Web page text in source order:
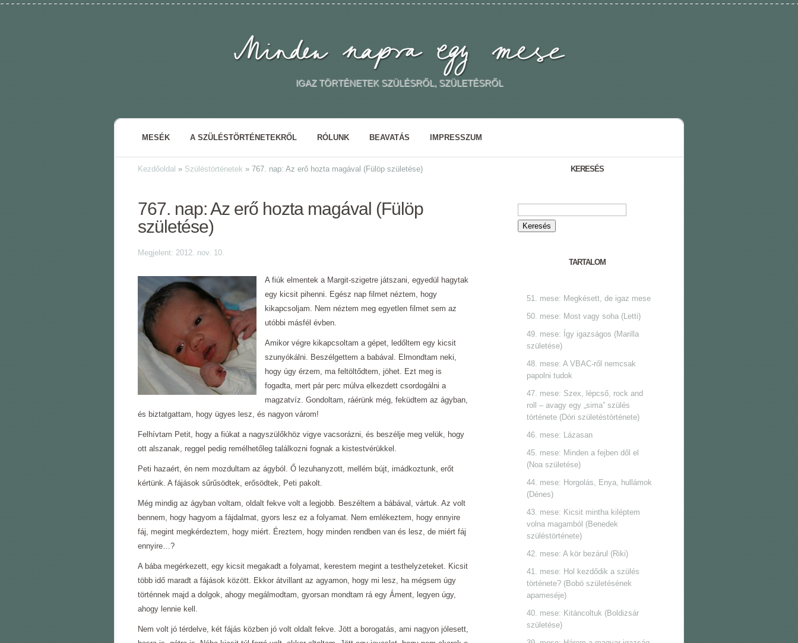
IGAZ TÖRTÉNETEK SZÜLÉSRŐL, SZÜLETÉSRŐL
MESÉK A SZÜLÉSTÖRTÉNETEKRŐL RÓLUNK BEAVATÁS IMPRESSZUM
Kezdőoldal » Szüléstörténetek » 767. nap: Az erő hozta magával (Fülöp születése)
767. nap: Az erő hozta magával (Fülöp
születése)
Megjelent: 2012. nov. 10.
A fiúk elmentek a Margit-szigetre játszani, egyedül hagytak
egy kicsit pihenni. Egész nap filmet néztem, hogy
kikapcsoljam. Nem néztem meg egyetlen filmet sem az
utóbbi másfél évben.
Amikor végre kikapcsoltam a gépet, ledőltem egy kicsit
szunyókálni. Beszélgettem a babával. Elmondtam neki,
hogy úgy érzem, ma feltöltődtem, jöhet. Ezt meg is
fogadta, mert pár perc múlva elkezdett csordogálni a
magzatvíz. Gondoltam, ráérünk még, feküdtem az ágyban,
és biztatgattam, hogy ügyes lesz, és nagyon várom!
Felhívtam Petit, hogy a fiúkat a nagyszülőkhöz vigye vacsorázni, és beszélje meg velük, hogy
ott alszanak, reggel pedig remélhetőleg találkozni fognak a kistestvérükkel.
Peti hazaért, én nem mozdultam az ágyból. Ő lezuhanyzott, mellém bújt, imádkoztunk, erőt
kértünk. A fájások sűrűsödtek, erősödtek, Peti pakolt.
Még mindig az ágyban voltam, oldalt fekve volt a legjobb. Beszéltem a bábával, vártuk. Az volt
bennem, hogy hagyom a fájdalmat, gyors lesz ez a folyamat. Nem emlékeztem, hogy ennyire
fáj, megint megkérdeztem, hogy miért. Éreztem, hogy minden rendben van és lesz, de miért fáj
ennyire…?
A bába megérkezett, egy kicsit megakadt a folyamat, kerestem megint a testhelyzeteket. Kicsit
több idő maradt a fájások között. Ekkor átvillant az agyamon, hogy mi lesz, ha mégsem úgy
történnek majd a dolgok, ahogy megálmodtam, gyorsan mondtam rá egy Áment, legyen úgy,
ahogy lennie kell.
Nem volt jó térdelve, két fájás közben jó volt oldalt fekve. Jött a borogatás, ami nagyon jólesett,
KERESÉS
TARTALOM
51. mese: Megkésett, de igaz mese
50. mese: Most vagy soha (Letti)
49. mese: Így igazságos (Marilla
születése)
48. mese: A VBAC-ről nemcsak
papolni tudok
47. mese: Szex, lépcső, rock and
roll ‒ avagy egy „sima” szülés
története (Dóri születéstörténete)
46. mese: Lázasan
45. mese: Minden a fejben dől el
(Noa születése)
44. mese: Horgolás, Enya, hullámok
(Dénes)
43. mese: Kicsit mintha kiléptem
volna magamból (Benedek
szüléstörténete)
42. mese: A kör bezárul (Riki)
41. mese: Hol kezdődik a szülés
története? (Bobó születésének
apameséje)
40. mese: Kitáncoltuk (Boldizsár
születése)